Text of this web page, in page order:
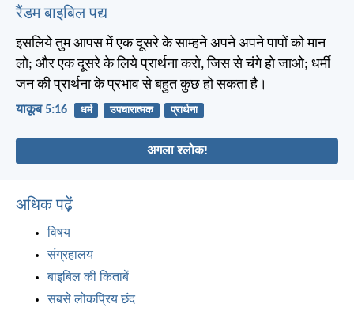
रैंडम बाइबिल पद्य
इसलिये तुम आपस में एक दूसरे के साम्हने अपने अपने पापों को मान
लो; और एक दूसरे के लिये प्रार्थना करो, जिस से चंगे हो जाओ; धर्मी
जन की प्रार्थना के प्रभाव से बहुत कुछ हो सकता है।
याकूब 5:16 धर्म उपचारात्मक प्रार्थना
अगला श्लोक!
अधिक पढ़ें
विषय
संग्रहालय
बाइबिल की किताबें
सबसे लोकप्रिय छंद